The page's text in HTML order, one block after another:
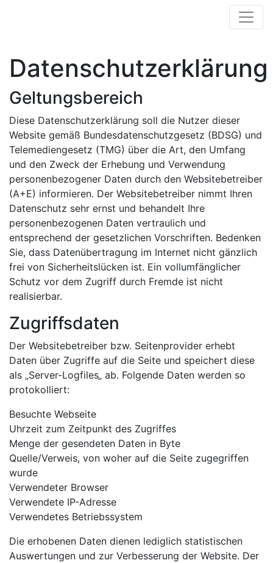
Datenschutzerklärung
Geltungsbereich
Diese Datenschutzerklärung soll die Nutzer dieser
Website gemäß Bundesdatenschutzgesetz (BDSG) und
Telemediengesetz (TMG) über die Art, den Umfang
und den Zweck der Erhebung und Verwendung
personenbezogener Daten durch den Websitebetreiber
(A+E) informieren. Der Websitebetreiber nimmt Ihren
Datenschutz sehr ernst und behandelt Ihre
personenbezogenen Daten vertraulich und
entsprechend der gesetzlichen Vorschriften. Bedenken
Sie, dass Datenübertragung im Internet nicht gänzlich
frei von Sicherheitslücken ist. Ein vollumfänglicher
Schutz vor dem Zugriff durch Fremde ist nicht
realisierbar.
Zugriffsdaten
Der Websitebetreiber bzw. Seitenprovider erhebt
Daten über Zugriffe auf die Seite und speichert diese
als „Server-Logfiles„ ab. Folgende Daten werden so
protokolliert:
Besuchte Webseite
Uhrzeit zum Zeitpunkt des Zugriffes
Menge der gesendeten Daten in Byte
Quelle/Verweis, von woher auf die Seite zugegriffen
wurde
Verwendeter Browser
Verwendete IP-Adresse
Verwendetes Betriebssystem
Die erhobenen Daten dienen lediglich statistischen
Auswertungen und zur Verbesserung der Website. Der